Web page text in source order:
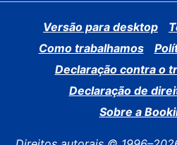
Versão para desktop
Como trabalhamos
Declaração contra o
Declaração de
Sobre a